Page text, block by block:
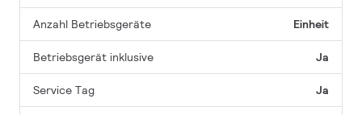
Anzahl Betriebsgeräte Einheit
Betriebsgerät inklusive Ja
Service Tag Ja